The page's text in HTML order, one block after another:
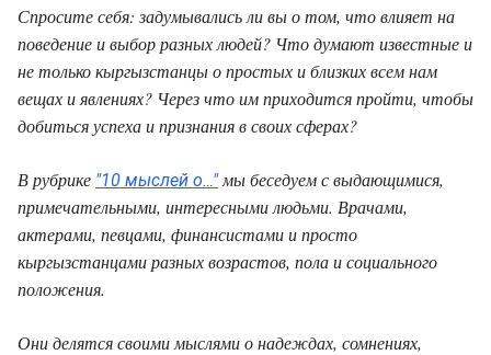
Спросите себя: задумывались ли вы о том, что влияет на
поведение и выбор разных людей? Что думают известные и
не только кыргызстанцы о простых и близких всем нам
вещах и явлениях? Через что им приходится пройти, чтобы
добиться успеха и признания в своих сферах?
В рубрике "10 мыслей о…"мы беседуем с выдающимися,
примечательными, интересными людьми. Врачами,
актерами, певцами, финансистами и просто
кыргызстанцами разных возрастов, пола и социального
положения.
Они делятся своими мыслями о надеждах, сомнениях,